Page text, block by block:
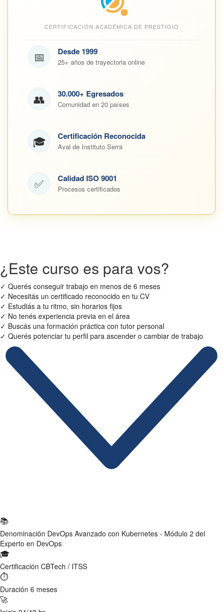
CERTIFICACIÓN ACADÉMICA DE PRESTIGIO
📅 Desde 1999
25+ años de trayectoria online
👥 30.000+ Egresados
Comunidad en 20 países
🎓 Certificación Reconocida
Aval de Instituto Serra
✅ Calidad ISO 9001
Procesos certificados
¿Este curso es para vos?
✓ Querés conseguir trabajo en menos de 6 meses
✓ Necesitás un certificado reconocido en tu CV
✓ Estudiás a tu ritmo, sin horarios fijos
✓ No tenés experiencia previa en el área
✓ Buscás una formación práctica con tutor personal
✓ Querés potenciar tu perfil para ascender o cambiar de trabajo
📚
Denominación DevOps Avanzado con Kubernetes - Módulo 2 del
Experto en DevOps
🎓
Certificación CBTech / ITSS
⏱
Duración 6 meses
🚀